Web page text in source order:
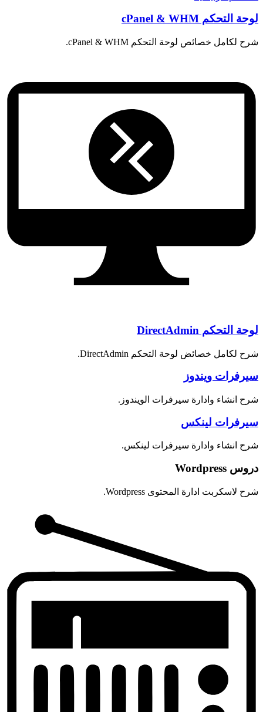
لوحة التحكم cPanel & WHM
شرح لكامل خصائص لوحة التحكم cPanel & WHM.
لوحة التحكم DirectAdmin
شرح لكامل خصائض لوحة التحكم DirectAdmin.
سيرفرات ويندوز
شرح انشاء وادارة سيرفرات الويندوز.
سيرفرات لينكس
شرح انشاء وادارة سيرفرات لينكس.
دروس Wordpress
شرح لاسكربت ادارة المحتوى Wordpress.